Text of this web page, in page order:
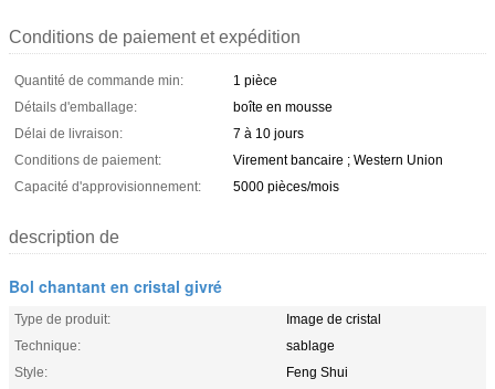
Conditions de paiement et expédition
Quantité de commande min:
1 pièce
Détails d'emballage:
boîte en mousse
Délai de livraison:
7 à 10 jours
Conditions de paiement:
Virement bancaire ; Western Union
Capacité d'approvisionnement:
5000 pièces/mois
description de
Bol chantant en cristal givré
Type de produit:
Image de cristal
Technique:
sablage
Style:
Feng Shui